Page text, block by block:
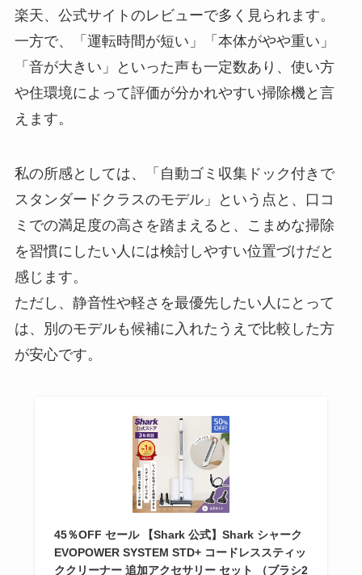
楽天、公式サイトのレビューで多く見られます。
一方で、「運転時間が短い」「本体がやや重い」
「音が大きい」といった声も一定数あり、使い方
や住環境によって評価が分かれやすい掃除機と言
えます。
私の所感としては、「自動ゴミ収集ドック付きで
スタンダードクラスのモデル」という点と、口コ
ミでの満足度の高さを踏まえると、こまめな掃除
を習慣にしたい人には検討しやすい位置づけだと
感じます。
ただし、静音性や軽さを最優先したい人にとって
は、別のモデルも候補に入れたうえで比較した方
が安心です。
45％OFF セール 【Shark 公式】Shark シャーク
EVOPOWER SYSTEM STD+ コードレススティッ
ククリーナー 追加アクセサリー セット （ブラシ2